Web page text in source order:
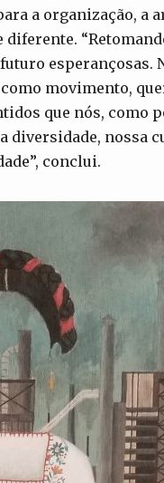
a organização, a
diferente.
esperançosas.
movimento,
que nós, como
nossa
conclui.